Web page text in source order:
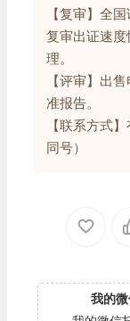
【复审】全
复审出证速
理。
【评审】出
准报告。
【联系方式
同号）
我的